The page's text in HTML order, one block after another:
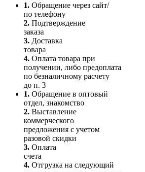
1. Обращение через сайт/
по телефону
2. Подтверждение
заказа
3. Доставка
товара
4. Оплата товара при
получении, либо предоплата
по безналичному расчету
до п. 3
1. Обращение в оптовый
отдел, знакомство
2. Выставление
коммерческого
предложения с учетом
разовой скидки
3. Оплата
счета
4. Отгрузка на следующий